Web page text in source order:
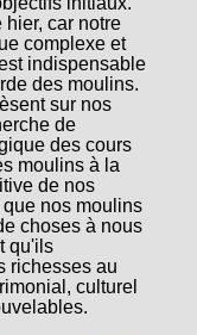
hier, car notre
complexe et
indispensable
des moulins.
sur nos
de
des cours
moulins à la
de nos
nos moulins
choses à nous
qu'ils
richesses au
culturel